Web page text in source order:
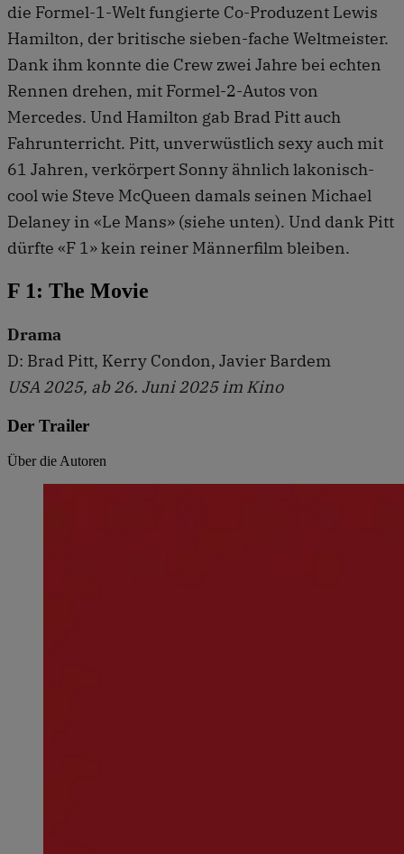
die Formel-1-Welt fungierte Co-Produzent Lewis
Hamilton, der britische sieben-fache Weltmeister.
Dank ihm konnte die Crew zwei Jahre bei echten
Rennen drehen, mit Formel-2-Autos von
Mercedes. Und Hamilton gab Brad Pitt auch
Fahrunterricht. Pitt, unverwüstlich sexy auch mit
61 Jahren, verkörpert Sonny ähnlich lakonisch-
cool wie Steve McQueen damals seinen Michael
Delaney in «Le Mans» (siehe unten). Und dank Pitt
dürfte «F 1» kein reiner Männerfilm bleiben.
F 1: The Movie
Drama
D: Brad Pitt, Kerry Condon, Javier Bardem
USA 2025, ab 26. Juni 2025 im Kino
Der Trailer
Über die Autoren